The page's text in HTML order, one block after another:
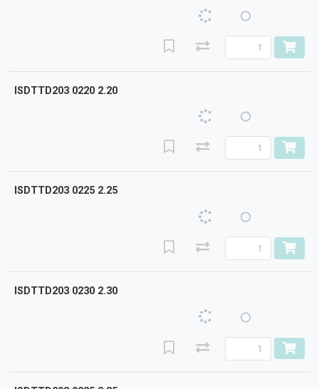
ISDTTD203 0220 2.20
ISDTTD203 0225 2.25
ISDTTD203 0230 2.30